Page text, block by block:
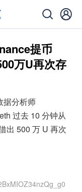
提币
万U再次存
据分析师
过去 10 分钟从
出 500 万 U 再次